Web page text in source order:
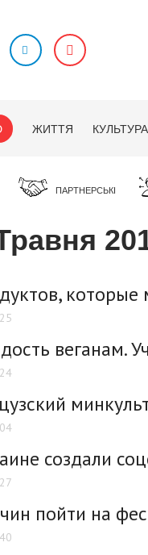
ЖИТТЯ КУЛЬТУРА
ПАРТНЕРСЬКІ
веганам.
создали
пойти на